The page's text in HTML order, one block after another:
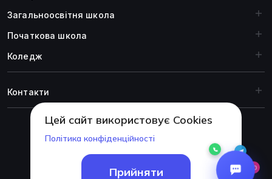
Загальноосвiтня школа
Початкова школа
Коледж
Контакти
© 1999-2026 Академія ITSTEP.
Цей сайт використовує Cookies
Політика конфіденційності
Прийняти